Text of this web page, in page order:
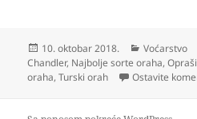
Objavljeno
10. oktobar 2018. Kategorije
Voćarstvo
Chandler, Najbolje sorte oraha,
oraha,Turski orah Ostavite